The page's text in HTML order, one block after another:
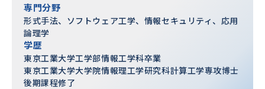
専門分野
形式手法、ソフトウェア工学、情報セキュリティ、応用
論理学
学歴
東京工業大学工学部情報工学科卒業
東京工業大学大学院情報理工学研究科計算工学専攻博士
後期課程修了